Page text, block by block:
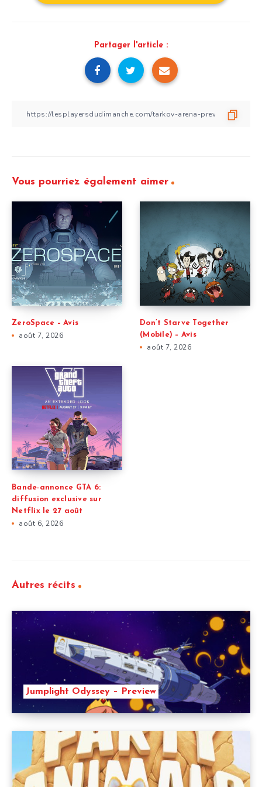
Partager l'article :
Vous pourriez également aimer
ZeroSpace – Avis
août 7, 2026
Don’t Starve Together
(Mobile) – Avis
août 7, 2026
Bande-annonce GTA 6:
diffusion exclusive sur
Netflix le 27 août
août 6, 2026
Autres récits
Jumplight Odyssey – Preview